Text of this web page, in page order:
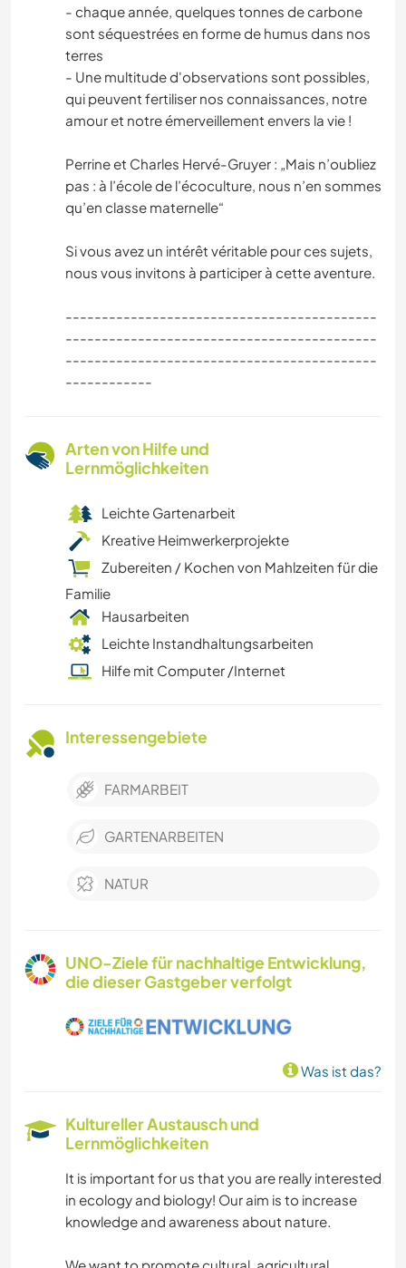
- chaque année, quelques tonnes de carbone
sont séquestrées en forme de humus dans nos
terres
- Une multitude d'observations sont possibles,
qui peuvent fertiliser nos connaissances, notre
amour et notre émerveillement envers la vie !
Perrine et Charles Hervé-Gruyer : „Mais n’oubliez
pas : à l’école de l’écoculture, nous n’en sommes
qu’en classe maternelle“
Si vous avez un intérêt véritable pour ces sujets,
nous vous invitons à participer à cette aventure.
-------------------------------------------
-------------------------------------------
-------------------------------------------
------------
Arten von Hilfe und
Lernmöglichkeiten
Leichte Gartenarbeit
Kreative Heimwerkerprojekte
Zubereiten / Kochen von Mahlzeiten für die
Familie
Hausarbeiten
Leichte Instandhaltungsarbeiten
Hilfe mit Computer /Internet
Interessengebiete
FARMARBEIT
GARTENARBEITEN
NATUR
UNO-Ziele für nachhaltige Entwicklung,
die dieser Gastgeber verfolgt
Was ist das?
Kultureller Austausch und
Lernmöglichkeiten
It is important for us that you are really interested
in ecology and biology! Our aim is to increase
knowledge and awareness about nature.